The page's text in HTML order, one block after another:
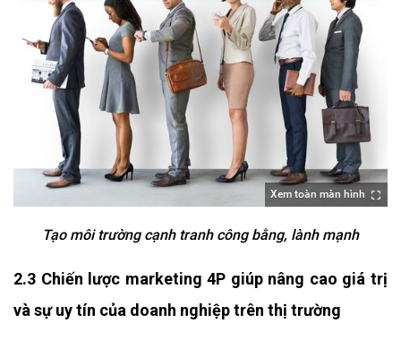
Xem toàn màn hình
Tạo môi trường cạnh tranh công bằng, lành mạnh
2.3 Chiến lược marketing 4P giúp nâng cao giá trị
và sự uy tín của doanh nghiệp trên thị trường